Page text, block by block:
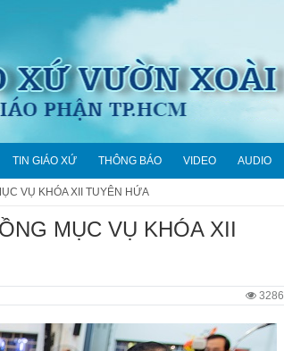
TIN GIÁO XỨ THÔNG BÁO VIDEO AUDIO
VỤ KHÓA XII TUYÊN HỨA
MỤC VỤ KHÓA XII
3286